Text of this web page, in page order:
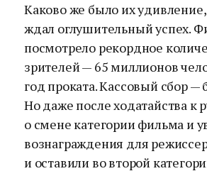
Каково же было их удивление,
ждал оглушительный успех.
посмотрело рекордное
зрителей — 65 миллионов
год проката. Кассовый сбор —
Но даже после ходатайства к
о смене категории фильма и
вознаграждения для
и оставили во второй